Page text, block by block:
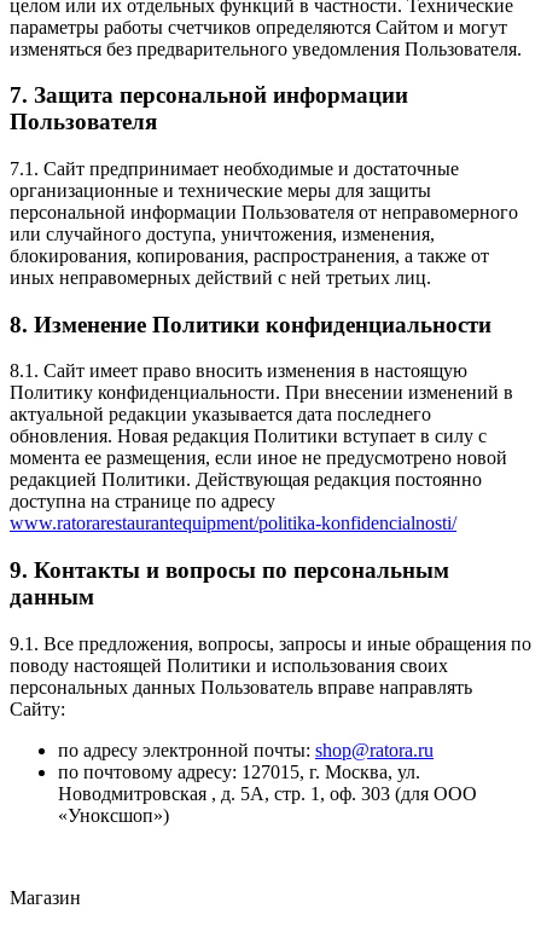
целом или их отдельных функций в частности. Технические
параметры работы счетчиков определяются Сайтом и могут
изменяться без предварительного уведомления Пользователя.
7. Защита персональной информации
Пользователя
7.1. Сайт предпринимает необходимые и достаточные
организационные и технические меры для защиты
персональной информации Пользователя от неправомерного
или случайного доступа, уничтожения, изменения,
блокирования, копирования, распространения, а также от
иных неправомерных действий с ней третьих лиц.
8. Изменение Политики конфиденциальности
8.1. Сайт имеет право вносить изменения в настоящую
Политику конфиденциальности. При внесении изменений в
актуальной редакции указывается дата последнего
обновления. Новая редакция Политики вступает в силу с
момента ее размещения, если иное не предусмотрено новой
редакцией Политики. Действующая редакция постоянно
доступна на странице по адресу
www.ratorarestaurantequipment/politika-konfidencialnosti/
9. Контакты и вопросы по персональным
данным
9.1. Все предложения, вопросы, запросы и иные обращения по
поводу настоящей Политики и использования своих
персональных данных Пользователь вправе направлять
Сайту:
по адресу электронной почты: shop@ratora.ru
по почтовому адресу: 127015, г. Москва, ул.
Новодмитровская , д. 5А, стр. 1, оф. 303 (для ООО
«Уноксшоп»)
Магазин